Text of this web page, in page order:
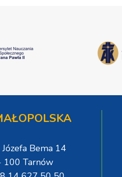
Bema 14
100 Tarnów